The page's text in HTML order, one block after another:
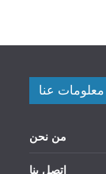
معلومات عنا
من نحن
اتصل بنا